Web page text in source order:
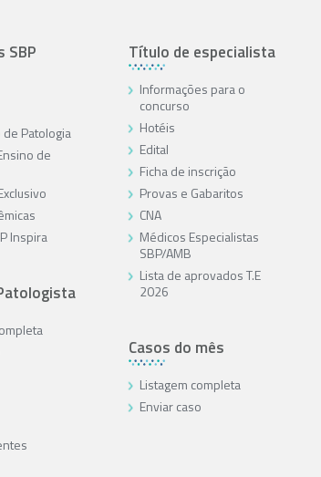
SBP
Patologia
de
Inspira
Título de especialista
Informações para o
concurso
Hotéis
Edital
Ficha de inscrição
Provas e Gabaritos
CNA
Médicos Especialistas
SBP/AMB
Lista de aprovados T.E
2026
Casos do mês
Listagem completa
Enviar caso